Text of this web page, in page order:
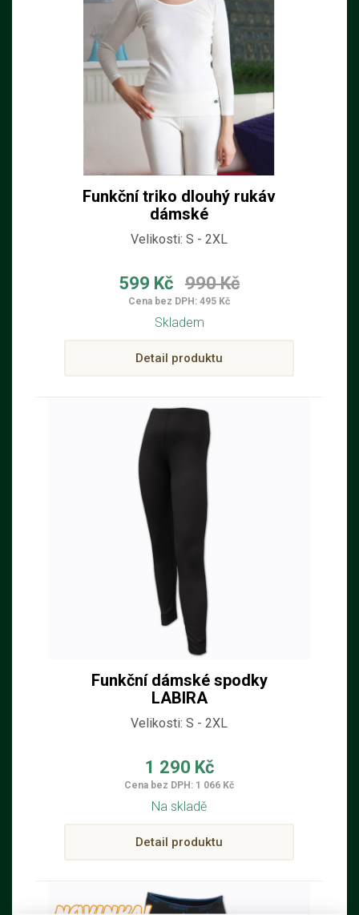
Funkční triko dlouhý rukáv
dámské
Velikosti: S - 2XL
599 Kč 990 Kč
Cena bez DPH: 495 Kč
Skladem
Detail produktu
Funkční dámské spodky
LABIRA
Velikosti: S - 2XL
1 290 Kč
Cena bez DPH: 1 066 Kč
Na skladě
Detail produktu